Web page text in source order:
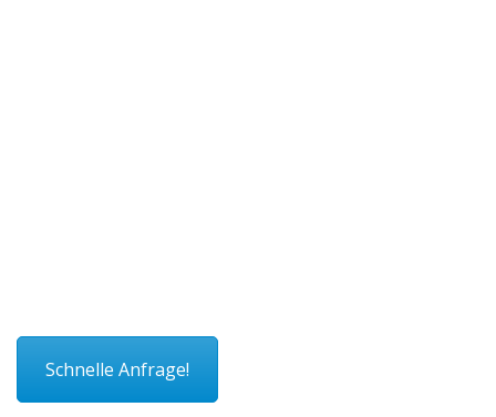
Schnelle Anfrage!